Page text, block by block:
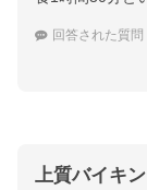
回答された質問
上質バイキ